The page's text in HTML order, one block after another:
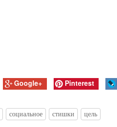
Google+ Pinterest
социальное стишки цель